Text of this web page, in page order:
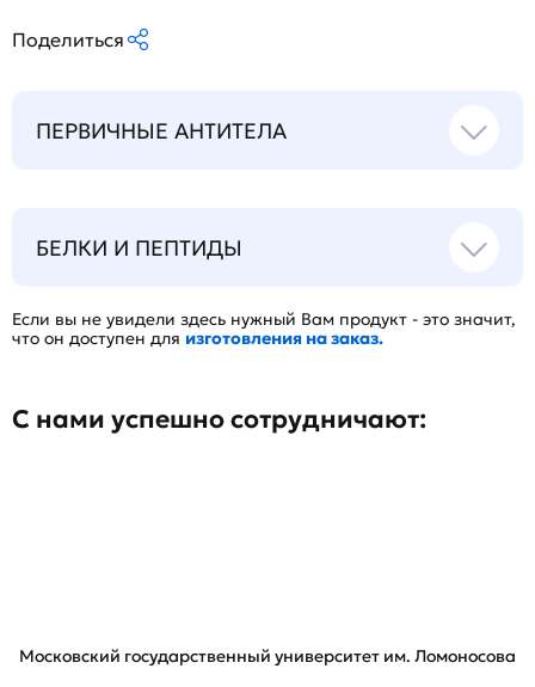
Поделиться
ПЕРВИЧНЫЕ АНТИТЕЛА
БЕЛКИ И ПЕПТИДЫ
Если вы не увидели здесь нужный Вам продукт - это значит,
что он доступен для изготовления на заказ.
С нами успешно сотрудничают:
Московский государственный университет им. Ломоносова